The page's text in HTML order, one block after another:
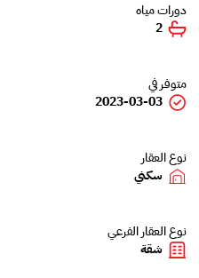
دورات مياه
2
متوفر في
2023-03-03
نوع العقار
سكني
نوع العقار الفرعي
شقة